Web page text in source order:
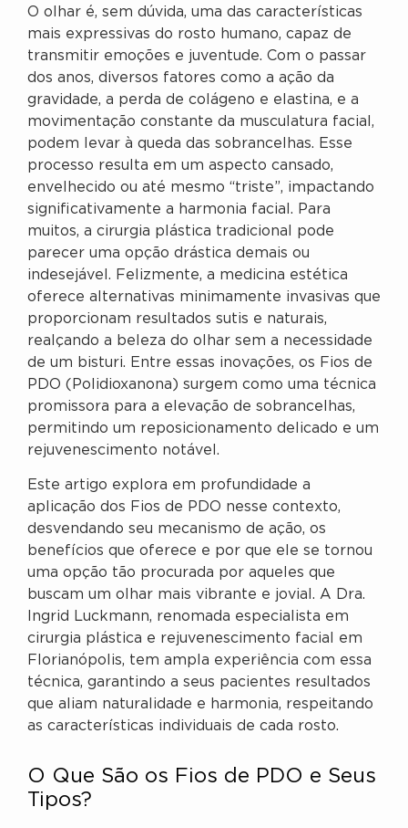
O olhar é, sem dúvida, uma das características
mais expressivas do rosto humano, capaz de
transmitir emoções e juventude. Com o passar
dos anos, diversos fatores como a ação da
gravidade, a perda de colágeno e elastina, e a
movimentação constante da musculatura facial,
podem levar à queda das sobrancelhas. Esse
processo resulta em um aspecto cansado,
envelhecido ou até mesmo “triste”, impactando
significativamente a harmonia facial. Para
muitos, a cirurgia plástica tradicional pode
parecer uma opção drástica demais ou
indesejável. Felizmente, a medicina estética
oferece alternativas minimamente invasivas que
proporcionam resultados sutis e naturais,
realçando a beleza do olhar sem a necessidade
de um bisturi. Entre essas inovações, os Fios de
PDO (Polidioxanona) surgem como uma técnica
promissora para a elevação de sobrancelhas,
permitindo um reposicionamento delicado e um
rejuvenescimento notável.
Este artigo explora em profundidade a
aplicação dos Fios de PDO nesse contexto,
desvendando seu mecanismo de ação, os
benefícios que oferece e por que ele se tornou
uma opção tão procurada por aqueles que
buscam um olhar mais vibrante e jovial. A Dra.
Ingrid Luckmann, renomada especialista em
cirurgia plástica e rejuvenescimento facial em
Florianópolis, tem ampla experiência com essa
técnica, garantindo a seus pacientes resultados
que aliam naturalidade e harmonia, respeitando
as características individuais de cada rosto.
O Que São os Fios de PDO e Seus
Tipos?